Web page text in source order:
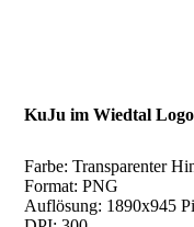
KuJu im Wiedtal
Farbe: Transparenter
Format: PNG
Auflösung: 1890x945